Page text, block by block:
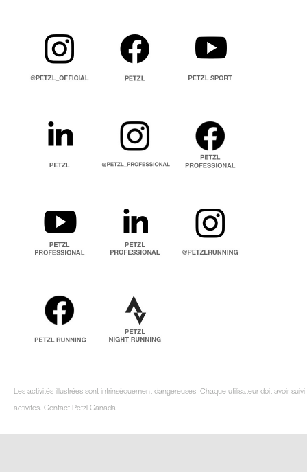
Les activités illustrées sont intrinsèquement dangereuses. Chaque utilisateur doit avoir
activités. Contact Petzl Canada